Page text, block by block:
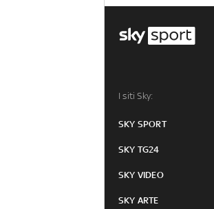
I siti Sky:
SKY SPORT
SKY TG24
SKY VIDEO
SKY ARTE